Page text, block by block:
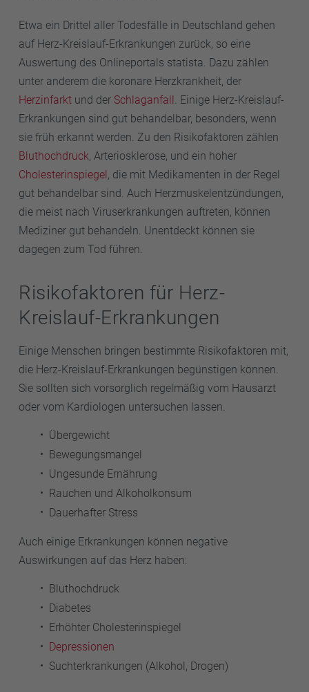
Etwa ein Drittel aller Todesfälle in Deutschland gehen
auf Herz-Kreislauf-Erkrankungen zurück, so eine
Auswertung des Onlineportals statista. Dazu zählen
unter anderem die koronare Herzkrankheit, der
Herzinfarkt und der Schlaganfall. Einige Herz-Kreislauf-
Erkrankungen sind gut behandelbar, besonders, wenn
sie früh erkannt werden. Zu den Risikofaktoren zählen
Bluthochdruck, Arteriosklerose, und ein hoher
Cholesterinspiegel, die mit Medikamenten in der Regel
gut behandelbar sind. Auch Herzmuskelentzündungen,
die meist nach Viruserkrankungen auftreten, können
Mediziner gut behandeln. Unentdeckt können sie
dagegen zum Tod führen.
Risikofaktoren für Herz-
Kreislauf-Erkrankungen
Einige Menschen bringen bestimmte Risikofaktoren mit,
die Herz-Kreislauf-Erkrankungen begünstigen können.
Sie sollten sich vorsorglich regelmäßig vom Hausarzt
oder vom Kardiologen untersuchen lassen.
Übergewicht
Bewegungsmangel
Ungesunde Ernährung
Rauchen und Alkoholkonsum
Dauerhafter Stress
Auch einige Erkrankungen können negative
Auswirkungen auf das Herz haben:
Bluthochdruck
Diabetes
Erhöhter Cholesterinspiegel
Depressionen
Suchterkrankungen (Alkohol, Drogen)